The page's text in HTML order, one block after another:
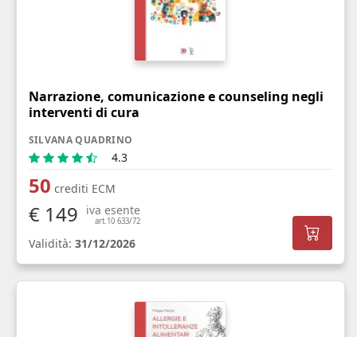
Narrazione, comunicazione e counseling negli
interventi di cura
SILVANA QUADRINO
4.3
50 crediti ECM
€ 149 iva esente
art.10 633/72
Validità: 31/12/2026